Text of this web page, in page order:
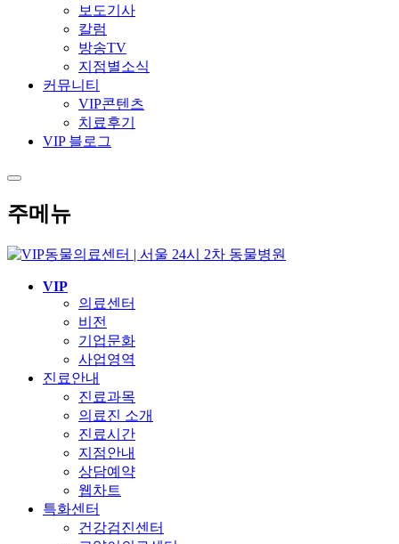
보도기사
칼럼
방송TV
지점별소식
커뮤니티
VIP콘텐츠
치료후기
VIP 블로그
주메뉴
VIP
의료센터
비전
기업문화
사업영역
진료안내
진료과목
의료진 소개
진료시간
지점안내
상담예약
웹차트
특화센터
건강검진센터